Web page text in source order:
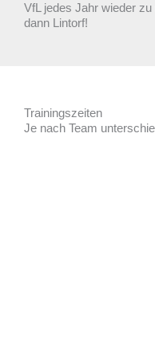
VfL jedes Jahr wieder
dann Lintorf!
Trainingszeiten
Je nach Team